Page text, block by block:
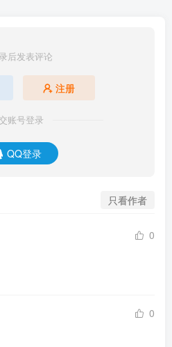
后发表评论
注册
账号登录
QQ登录
只看作者
0
0